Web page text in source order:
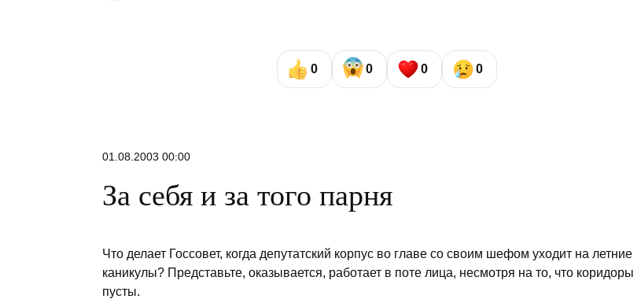
0 0 0 0
01.08.2003 00:00
За себя и за того парня
Что делает Госсовет, когда депутатский корпус во главе со своим шефом уходит на летние
каникулы? Представьте, оказывается, работает в поте лица, несмотря на то, что коридоры
пусты.